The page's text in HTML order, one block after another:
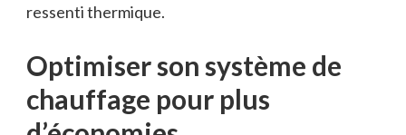
ressenti thermique.
Optimiser son système de
chauffage pour plus